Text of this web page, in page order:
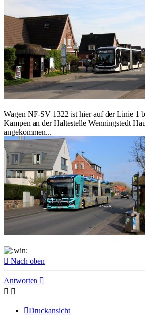
Wagen NF-SV 1322 ist hier auf der Linie 1
Kampen an der Haltestelle Wenningstedt
angekommen...
Nach oben
Antworten
Druckansicht